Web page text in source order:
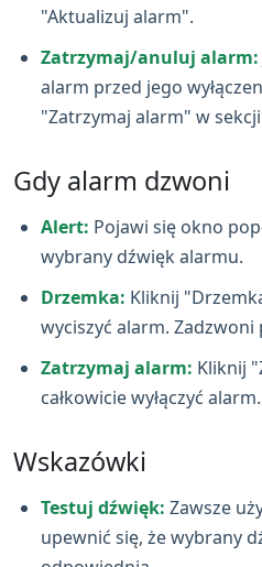
"Aktualizuj alarm".
Zatrzymaj/anuluj alarm:
alarm przed jego
"Zatrzymaj alarm" w
Gdy alarm dzwoni
Alert: Pojawi się okno
wybrany dźwięk alarmu.
Drzemka: Kliknij
wyciszyć alarm.
Zatrzymaj alarm: Kliknij
całkowicie wyłączyć alarm.
Wskazówki
Testuj dźwięk: Zawsze
upewnić się, że wybrany